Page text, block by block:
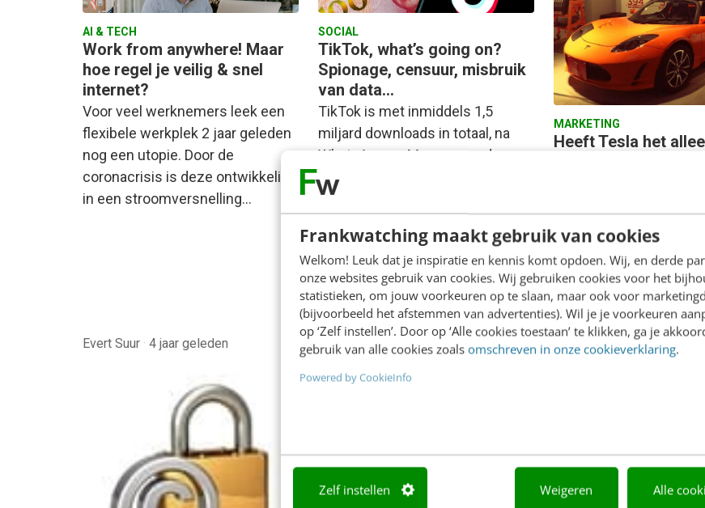
Frankwatching maakt gebruik van cookies
Welkom! Leuk dat je inspiratie en kennis komt opdoen. Wij, en derde
onze websites gebruik van cookies. Wij gebruiken cookies voor het
statistieken, om jouw voorkeuren op te slaan, maar ook voor
(bijvoorbeeld het afstemmen van advertenties). Wil je je voorkeuren
op ‘Zelf instellen’. Door op ‘Alle cookies toestaan’ te klikken, ga je
gebruik van alle cookies zoals omschreven in onze cookieverklaring.
Powered by CookieInfo
Zelf instellen Weigeren Alle
AI & TECH
Work from anywhere! Maar
hoe regel je veilig & snel
internet?
Voor veel werknemers leek een
flexibele werkplek 2 jaar geleden
nog een utopie. Door de
coronacrisis is deze ontwikkeling
in een stroomversnelling…
Evert Suur · 4 jaar geleden
SOCIAL
TikTok, what’s going on?
Spionage, censuur, misbruik
van data…
TikTok is met inmiddels 1,5
miljard downloads in totaal, na
WhatsApp en Messenger de
meest gedownloade non-gaming
app van 2019. Deze video-app…
Sanne Bekkema· 7 jaar geleden
MARKETING
Heeft Tesla het
inzage in de gegevens
autofabrikant opslaat?
Noorse blogger had de
en vroeg…
Sieuwert van Otterloo 12
geleden